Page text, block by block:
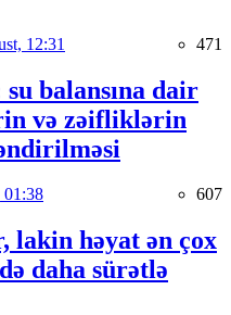
12:31 471
balansına dair
və zəifliklərin
01:38 607
lakin həyat ən çox
daha sürətlə